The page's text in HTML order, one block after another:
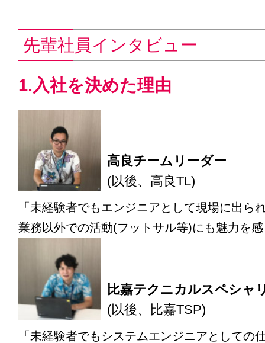
先輩社員インタビュー
1.入社を決めた理由
高良チームリーダー
(以後、高良TL)
「未経験者でもエンジニアとして現場に出ら
業務以外での活動(フットサル等)にも魅力を
比嘉テクニカルスペシャ
(以後、比嘉TSP)
「未経験者でもシステムエンジニアとしての